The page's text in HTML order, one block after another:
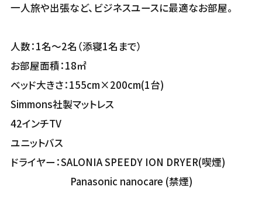
一人旅や出張など、ビジネスユースに最適なお部屋。
人数：1名～2名（添寝1名まで）
お部屋面積：18㎡
ベッド大きさ：155cm×200cm(1台)
Simmons社製マットレス
42インチTV
ユニットバス
ドライヤー：SALONIA SPEEDY ION DRYER(喫煙)
Panasonic nanocare (禁煙)